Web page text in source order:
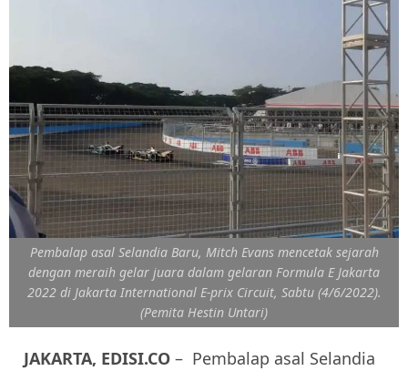
Pembalap asal Selandia Baru, Mitch Evans mencetak sejarah
dengan meraih gelar juara dalam gelaran Formula E Jakarta
2022 di Jakarta International E-prix Circuit, Sabtu (4/6/2022).
(Pemita Hestin Untari)
JAKARTA, EDISI.CO – Pembalap asal Selandia